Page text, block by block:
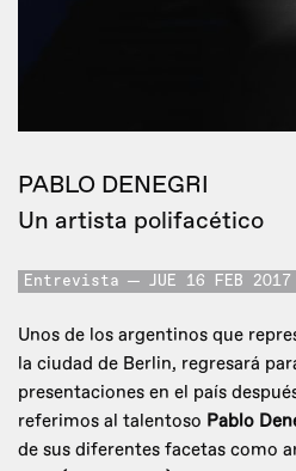
PABLO DENEGRI
Un artista polifacético
Entrevista JUE 16 FEB 2017
Unos de los argentinos que
la ciudad de Berlin, regresará
presentaciones en el país
referimos al talentoso Pablo
de sus diferentes facetas como